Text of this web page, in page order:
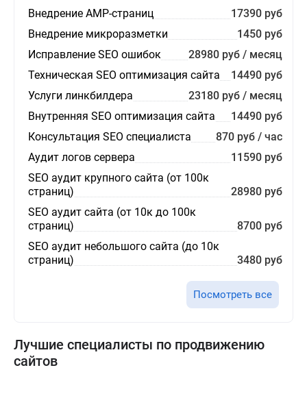
Внедрение AMP-страниц
17390 руб
Внедрение микроразметки
1450 руб
Исправление SEO ошибок
28980 руб / месяц
Техническая SEO оптимизация сайта
14490 руб
Услуги линкбилдера
23180 руб / месяц
Внутренняя SEO оптимизация сайта
14490 руб
Консультация SEO специалиста
870 руб / час
Аудит логов сервера
11590 руб
SEO аудит крупного сайта (от 100к
страниц)
28980 руб
SEO аудит сайта (от 10к до 100к
страниц)
8700 руб
SEO аудит небольшого сайта (до 10к
страниц)
3480 руб
Посмотреть все
Лучшие специалисты по продвижению
сайтов